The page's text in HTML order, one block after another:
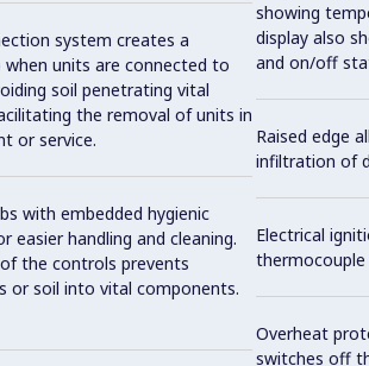
system creates a
units are connected to
soil penetrating vital
the removal of units in
or service.
with embedded hygienic
easier handling and cleaning.
the controls prevents
or soil into vital components.
showing
display also
and on/off
Raised edge
infiltration of
Electrical
Overheat
switches off